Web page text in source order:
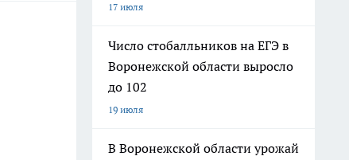
17 июля
Число стобалльников на ЕГЭ в
Воронежской области выросло
до 102
19 июля
В Воронежской области урожай